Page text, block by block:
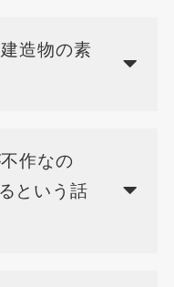
造物の素
作なの
という話